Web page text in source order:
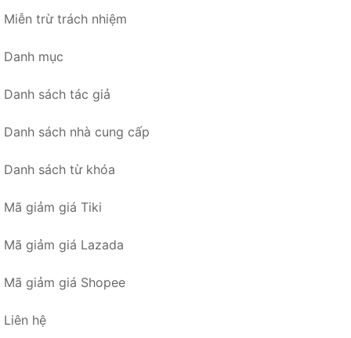
Miễn trừ trách nhiệm
Danh mục
Danh sách tác giả
Danh sách nhà cung cấp
Danh sách từ khóa
Mã giảm giá Tiki
Mã giảm giá Lazada
Mã giảm giá Shopee
Liên hệ